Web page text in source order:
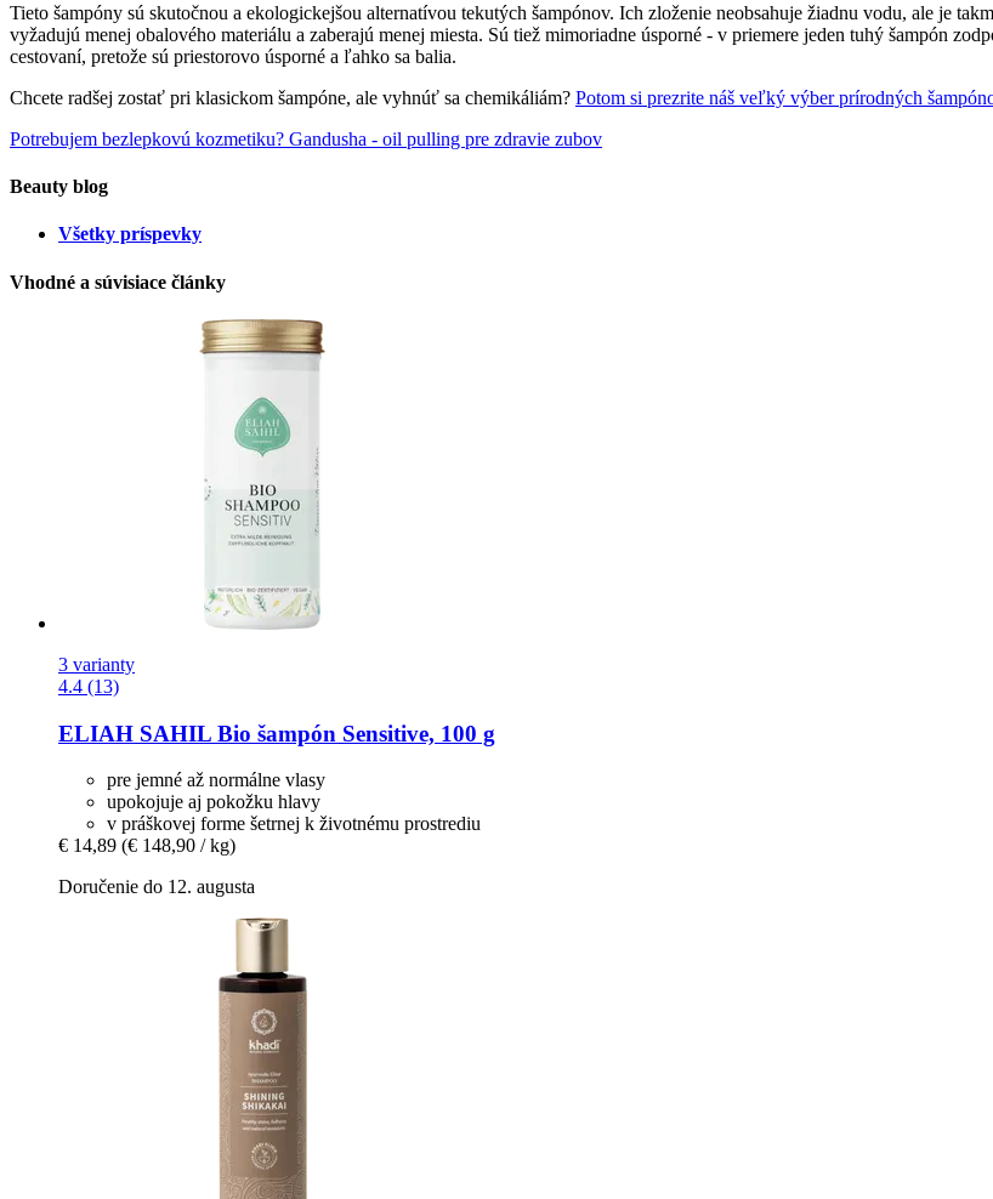
Tieto šampóny sú skutočnou a ekologickejšou alternatívou tekutých šampónov. Ich zloženie neobsahuje žiadnu vodu, ale je
vyžadujú menej obalového materiálu a zaberajú menej miesta. Sú tiež mimoriadne úsporné - v priemere jeden tuhý šampón
cestovaní, pretože sú priestorovo úsporné a ľahko sa balia.
Chcete radšej zostať pri klasickom šampóne, ale vyhnúť sa chemikáliám? Potom si prezrite náš veľký výber prírodných
Potrebujem bezlepkovú kozmetiku? Gandusha - oil pulling pre zdravie zubov
Beauty blog
Všetky príspevky
Vhodné a súvisiace články
3 varianty
4.4 (13)
ELIAH SAHIL Bio šampón Sensitive, 100 g
pre jemné až normálne vlasy
upokojuje aj pokožku hlavy
v práškovej forme šetrnej k životnému prostrediu
€ 14,89 (€ 148,90 / kg)
Doručenie do 12. augusta